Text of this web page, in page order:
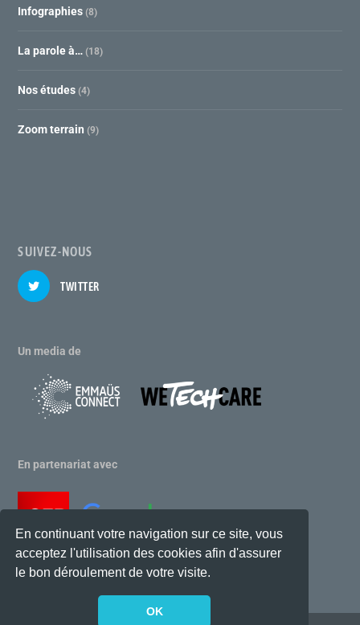
En continuant votre navigation sur ce site, vous
acceptez l'utilisation des cookies afin d'assurer
le bon déroulement de votre visite.
OK
Infographies (8)
La parole à… (18)
Nos études (4)
Zoom terrain (9)
SUIVEZ-NOUS
TWITTER
Un media de
En partenariat avec